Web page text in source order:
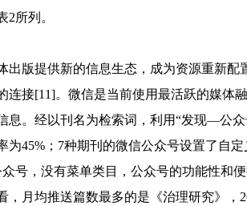
所列。
出版提供新的信息生态，成为资源重新配
连接[11]。微信是当前使用最活跃的媒体
息。经以刊名为检索词，利用“发现—公
为45%；7种期刊的微信公众号设置了自
号，没有菜单类目，公众号的功能性和便
，月均推送篇数最多的是《治理研究》